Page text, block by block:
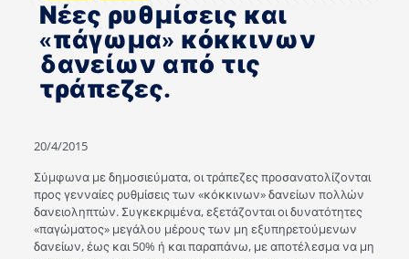
Νέες ρυθμίσεις και
«πάγωμα» κόκκινων
δανείων από τις
τράπεζες.
20/4/2015
Σύμφωνα με δημοσιεύματα, οι τράπεζες προσανατολίζονται
προς γενναίες ρυθμίσεις των «κόκκινων» δανείων πολλών
δανειοληπτών. Συγκεκριμένα, εξετάζονται οι δυνατότητες
«παγώματος» μεγάλου μέρους των μη εξυπηρετούμενων
δανείων, έως και 50% ή και παραπάνω, με αποτέλεσμα να μη